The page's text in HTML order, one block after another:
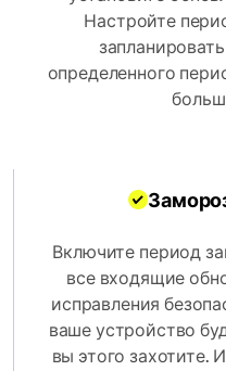
Настройте
определенного
Включите период
все входящие
исправления
ваше устройство
вы этого захотите.